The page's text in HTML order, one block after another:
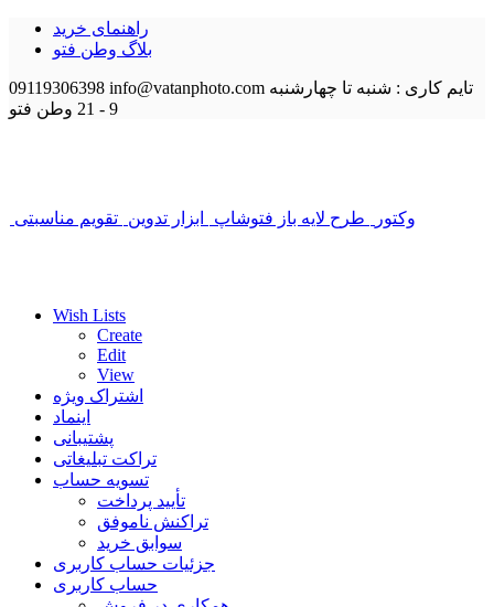
راهنمای خرید
بلاگ وطن فتو
09119306398 info@vatanphoto.com تایم کاری : شنبه تا چهارشنبه
9 - 21
وطن فتو
وکتور طرح لایه باز فتوشاپ ابزار تدوین تقویم مناسبتی
Wish Lists
Create
Edit
View
اشتراک ویژه
اینماد
پشتیبانی
تراکت تبلیغاتی
تسویه حساب
تأیید پرداخت
تراکنش ناموفق
سوابق خرید
جزئیات حساب کاربری
حساب کاربری